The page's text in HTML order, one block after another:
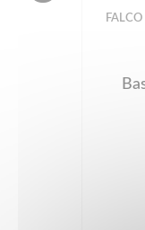
FALCO